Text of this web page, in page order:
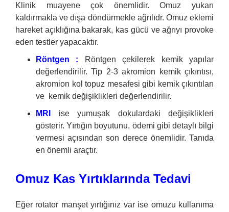
Klinik muayene çok önemlidir. Omuz yukarı
kaldırmakla ve dışa döndürmekle ağrılıdr. Omuz eklemi
hareket açıklığına bakarak, kas gücü ve ağrıyı provoke
eden testler yapacaktır.
Röntgen :
Röntgen çekilerek kemik yapılar
değerlendirilir. Tip 2-3 akromion kemik çıkıntısı,
akromion kol topuz mesafesi gibi kemik çıkıntıları
ve kemik değişiklikleri değerlendirilir.
MRI ise yumuşak dokulardaki değişiklikleri
gösterir. Yırtığın boyutunu, ödemi gibi detaylı bilgi
vermesi açısından son derece önemlidir. Tanıda
en önemli araçtır.
Omuz Kas Yırtıklarında Tedavi
Eğer rotator manşet yırtığınız var ise omuzu kullanıma